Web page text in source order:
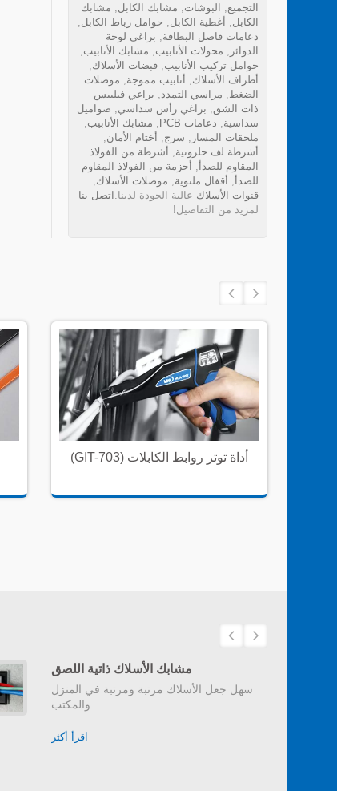
التجميع, البوشات, مشابك الكابل, مشابك
الكابل, أغطية الكابل, حوامل رباط الكابل,
دعامات فاصل البطاقة, براغي لوحة
الدوائر , محولات الأنابيب, مشابك الأنابيب,
حوامل تركيب الأنابيب, قبضات الأسلاك,
أطراف الأسلاك, أنابيب مموجة, موصلات
الضغط, مراسي التمدد, براغي فيليبس
ذات الشق, براغي رأس سداسي, صواميل
سداسية, دعامات PCB , مشابك الأنابيب,
ملحقات المسار , سرج, أختام الأمان,
أشرطة لف حلزونية, أشرطة من الفولاذ
المقاوم للصدأ, أحزمة من الفولاذ المقاوم
للصدأ, أقفال ملتوية, موصلات الأسلاك,
قنوات الأسلاك عالية الجودة لدينا. اتصل بنا
لمزيد من التفاصيل!
(GIT-703) أداة توتر روابط الكابلات
مشابك الأسلاك ذاتية اللصق
سهل جعل الأسلاك مرتبة ومرتبة في المنزل
والمكتب.
اقرأ أكثر